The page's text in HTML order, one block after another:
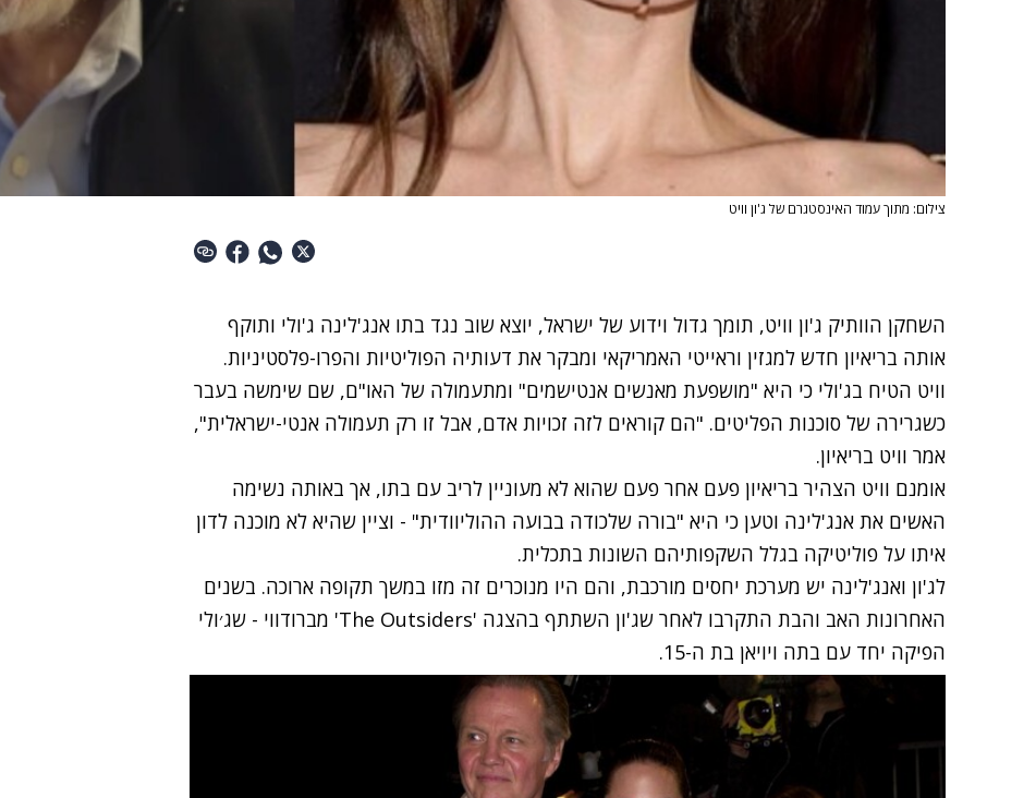
צילום: מתוך עמוד האינסטגרם של ג'ון וויט
השחקן הוותיק ג'ון וויט, תומך גדול וידוע של ישראל, יוצא שוב נגד בתו אנג'לינה ג'ולי ותוקף
אותה בריאיון חדש למגזין וראייטי האמריקאי ומבקר את דעותיה הפוליטיות והפרו-פלסטיניות.
וויט הטיח בג'ולי כי היא "מושפעת מאנשים אנטישמים" ומתעמולה של האו"ם, שם שימשה בעבר
כשגרירה של סוכנות הפליטים. "הם קוראים לזה זכויות אדם, אבל זו רק תעמולה אנטי-ישראלית",
אמר וויט בריאיון.
אומנם וויט הצהיר בריאיון פעם אחר פעם שהוא לא מעוניין לריב עם בתו, אך באותה נשימה
האשים את אנג'לינה וטען כי היא "בורה שלכודה בבועה ההוליוודית" - וציין שהיא לא מוכנה לדון
איתו על פוליטיקה בגלל השקפותיהם השונות בתכלית.
לג'ון ואנג'לינה יש מערכת יחסים מורכבת, והם היו מנוכרים זה מזו במשך תקופה ארוכה. בשנים
האחרונות האב והבת התקרבו לאחר שג'ון השתתף בהצגה 'The Outsiders' מברודווי - שג׳ולי
הפיקה יחד עם בתה ויויאן בת ה-15.